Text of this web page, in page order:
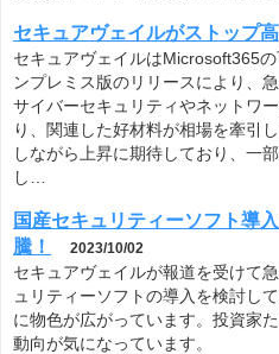
セキュアヴェイルがストップ高
セキュアヴェイルはMicrosoft365
ンプレミス版のリリースにより、
サイバーセキュリティやネットワ
り、関連した好材料が相場を牽引
しながら上昇に期待しており、一
し…
国産セキュリティーソフト導
騰！
2023/10/02
セキュアヴェイルが報道を受けて
ュリティーソフトの導入を検討し
に物色が広がっています。投資家
動向が気になっています。